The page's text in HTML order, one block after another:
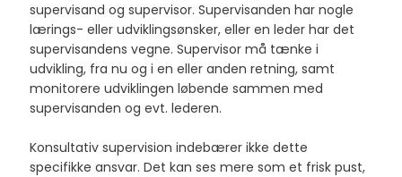
supervisand og supervisor. Supervisanden har nogle
lærings- eller udviklingsønsker, eller en leder har det
supervisandens vegne. Supervisor må tænke i
udvikling, fra nu og i en eller anden retning, samt
monitorere udviklingen løbende sammen med
supervisanden og evt. lederen.
Konsultativ supervision indebærer ikke dette
specifikke ansvar. Det kan ses mere som et frisk pust,